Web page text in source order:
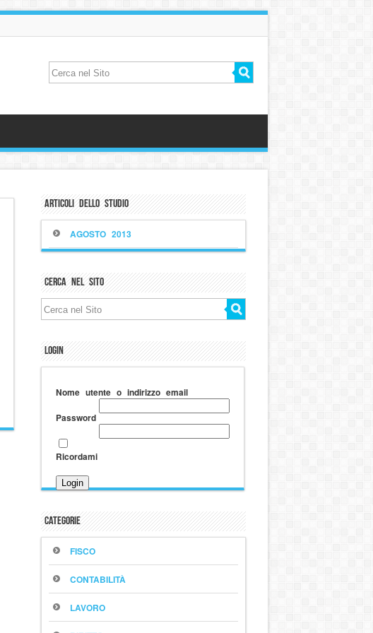
Articoli dello Studio
AGOSTO 2013
Cerca nel sito
Login
Nome utente o indirizzo email
Password
Ricordami
Categorie
FISCO
CONTABILITÀ
LAVORO